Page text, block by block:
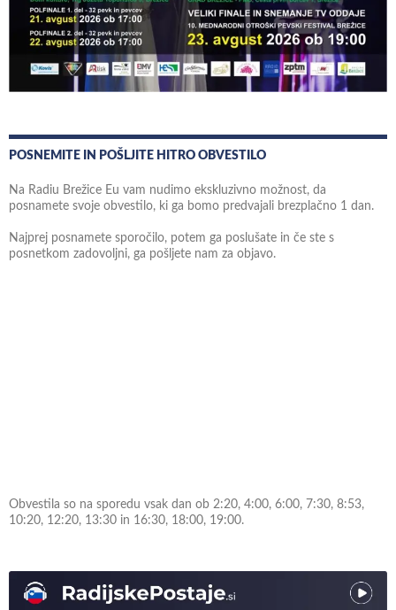
POSNEMITE IN POŠLJITE HITRO OBVESTILO
Na Radiu Brežice Eu vam nudimo ekskluzivno možnost, da
posnamete svoje obvestilo, ki ga bomo predvajali brezplačno 1 dan.
Najprej posnamete sporočilo, potem ga poslušate in če ste s
posnetkom zadovoljni, ga pošljete nam za objavo.
Obvestila so na sporedu vsak dan ob 2:20, 4:00, 6:00, 7:30, 8:53,
10:20, 12:20, 13:30 in 16:30, 18:00, 19:00.